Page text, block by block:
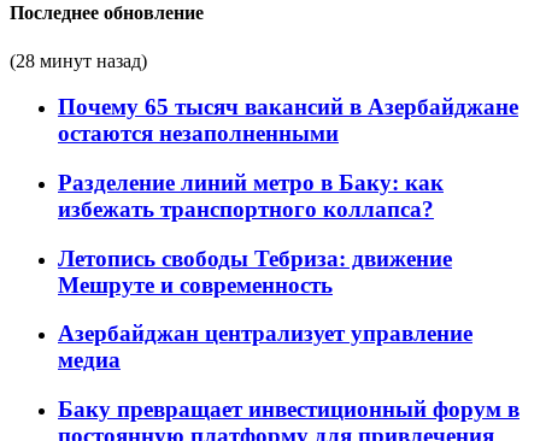
Последнее обновление
(28 минут назад)
Почему 65 тысяч вакансий в Азербайджане
остаются незаполненными
Разделение линий метро в Баку: как
избежать транспортного коллапса?
Летопись свободы Тебриза: движение
Мешруте и современность
Азербайджан централизует управление
медиа
Баку превращает инвестиционный форум в
постоянную платформу для привлечения